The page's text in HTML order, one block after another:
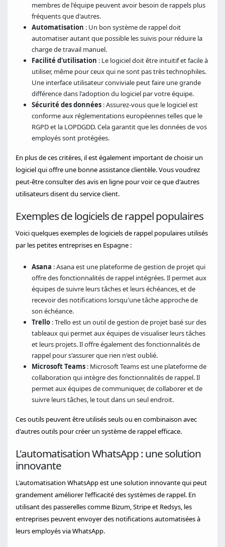
membres de l'équipe peuvent avoir besoin de rappels plus
fréquents que d'autres.
Automatisation : Un bon système de rappel doit
automatiser autant que possible les suivis pour réduire la
charge de travail manuel.
Facilité d'utilisation : Le logiciel doit être intuitif et facile à
utiliser, même pour ceux qui ne sont pas très technophiles.
Une interface utilisateur conviviale peut faire une grande
différence dans l'adoption du logiciel par votre équipe.
Sécurité des données : Assurez-vous que le logiciel est
conforme aux réglementations européennes telles que le
RGPD et la LOPDGDD. Cela garantit que les données de vos
employés sont protégées.
En plus de ces critères, il est également important de choisir un
logiciel qui offre une bonne assistance clientèle. Vous voudrez
peut-être consulter des avis en ligne pour voir ce que d'autres
utilisateurs disent du service client.
Exemples de logiciels de rappel populaires
Voici quelques exemples de logiciels de rappel populaires utilisés
par les petites entreprises en Espagne :
Asana : Asana est une plateforme de gestion de projet qui
offre des fonctionnalités de rappel intégrées. Il permet aux
équipes de suivre leurs tâches et leurs échéances, et de
recevoir des notifications lorsqu'une tâche approche de
son échéance.
Trello : Trello est un outil de gestion de projet basé sur des
tableaux qui permet aux équipes de visualiser leurs tâches
et leurs projets. Il offre également des fonctionnalités de
rappel pour s'assurer que rien n'est oublié.
Microsoft Teams : Microsoft Teams est une plateforme de
collaboration qui intègre des fonctionnalités de rappel. Il
permet aux équipes de communiquer, de collaborer et de
suivre leurs tâches, le tout dans un seul endroit.
Ces outils peuvent être utilisés seuls ou en combinaison avec
d'autres outils pour créer un système de rappel efficace.
L'automatisation WhatsApp : une solution
innovante
L'automatisation WhatsApp est une solution innovante qui peut
grandement améliorer l'efficacité des systèmes de rappel. En
utilisant des passerelles comme Bizum, Stripe et Redsys, les
entreprises peuvent envoyer des notifications automatisées à
leurs employés via WhatsApp.